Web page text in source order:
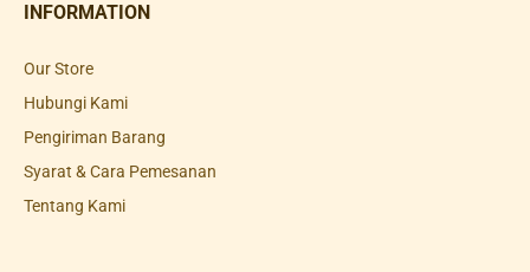
INFORMATION
Our Store
Hubungi Kami
Pengiriman Barang
Syarat & Cara Pemesanan
Tentang Kami